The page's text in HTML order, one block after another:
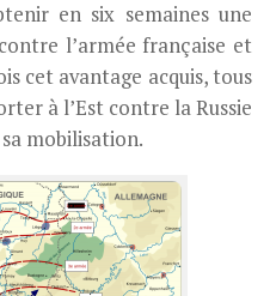
en six semaines une
l’armée française et
cet avantage acquis, tous
à l’Est contre la Russie
mobilisation.